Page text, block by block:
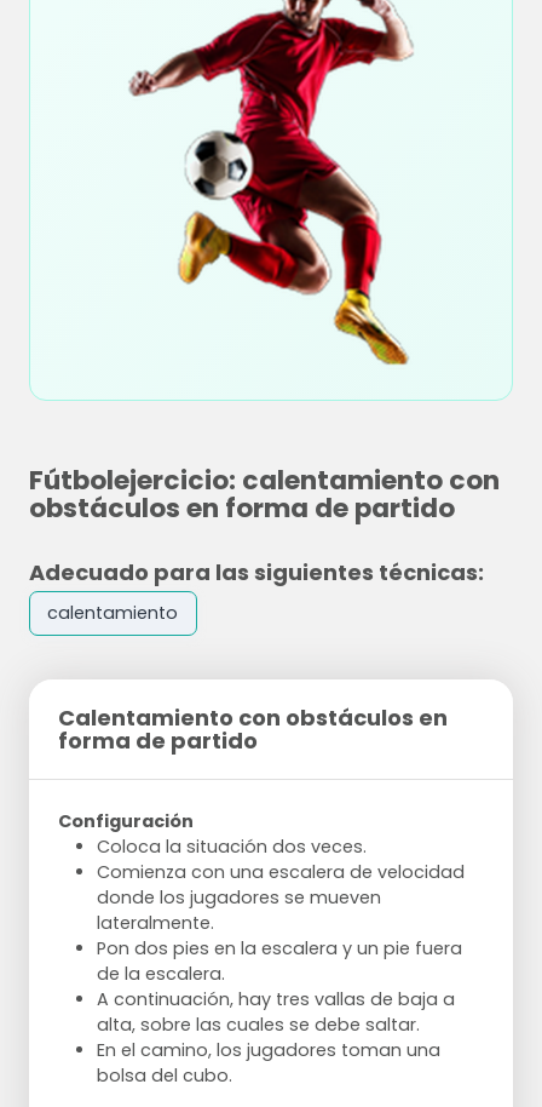
Fútbolejercicio: calentamiento con
obstáculos en forma de partido
Adecuado para las siguientes técnicas:
calentamiento
Calentamiento con obstáculos en
forma de partido
Configuración
Coloca la situación dos veces.
Comienza con una escalera de velocidad
donde los jugadores se mueven
lateralmente.
Pon dos pies en la escalera y un pie fuera
de la escalera.
A continuación, hay tres vallas de baja a
alta, sobre las cuales se debe saltar.
En el camino, los jugadores toman una
bolsa del cubo.